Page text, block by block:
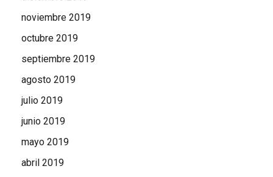
noviembre 2019
octubre 2019
septiembre 2019
agosto 2019
julio 2019
junio 2019
mayo 2019
abril 2019